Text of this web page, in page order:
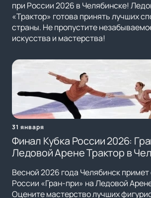
при России 2026 в Челябинске!
«Трактор» готова принять лучших
страны. Не пропустите
искусства и мастерства!
31 января
Финал Кубка России 2026:
Ледовой Арене Трактор в
Весной 2026 года Челябинск
России «Гран-при» на Ледовой
Оцените мастерство лучших